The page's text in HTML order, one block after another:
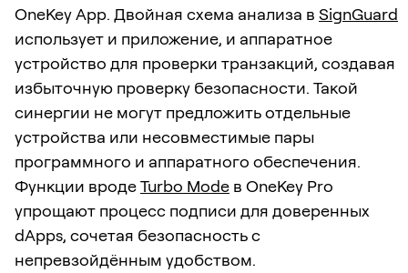
OneKey App. Двойная схема анализа в SignGuard
использует и приложение, и аппаратное
устройство для проверки транзакций, создавая
избыточную проверку безопасности. Такой
синергии не могут предложить отдельные
устройства или несовместимые пары
программного и аппаратного обеспечения.
Функции вродеTurbo Mode в OneKey Pro
упрощают процесс подписи для доверенных
dApps, сочетая безопасность с
непревзойдённым удобством.